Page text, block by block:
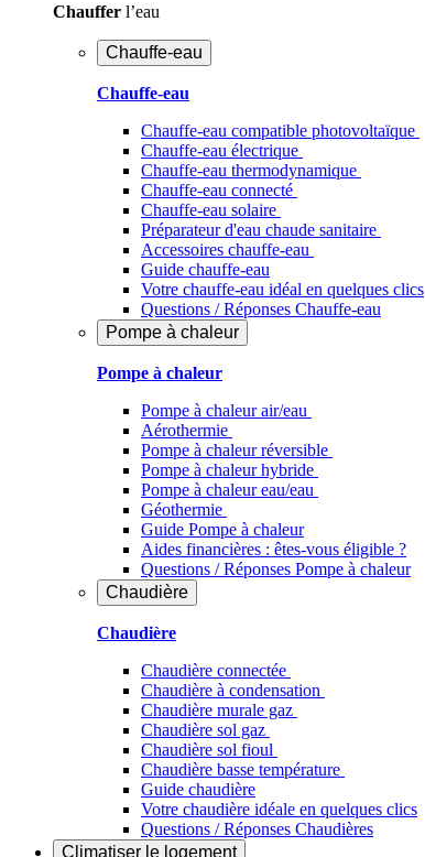
Chauffer l’eau
Chauffe-eau
Chauffe-eau
Chauffe-eau compatible photovoltaïque
Chauffe-eau électrique
Chauffe-eau thermodynamique
Chauffe-eau connecté
Chauffe-eau solaire
Préparateur d'eau chaude sanitaire
Accessoires chauffe-eau
Guide chauffe-eau
Votre chauffe-eau idéal en quelques clics
Questions / Réponses Chauffe-eau
Pompe à chaleur
Pompe à chaleur
Pompe à chaleur air/eau
Aérothermie
Pompe à chaleur réversible
Pompe à chaleur hybride
Pompe à chaleur​ eau/eau
Géothermie
Guide Pompe à chaleur
Aides financières : êtes-vous éligible ?
Questions / Réponses Pompe à chaleur
Chaudière
Chaudière
Chaudière connectée
Chaudière à condensation
Chaudière murale gaz
Chaudière sol gaz
Chaudière sol fioul
Chaudière basse température
Guide chaudière
Votre chaudière idéale en quelques clics
Questions / Réponses Chaudières
Climatiser le logement